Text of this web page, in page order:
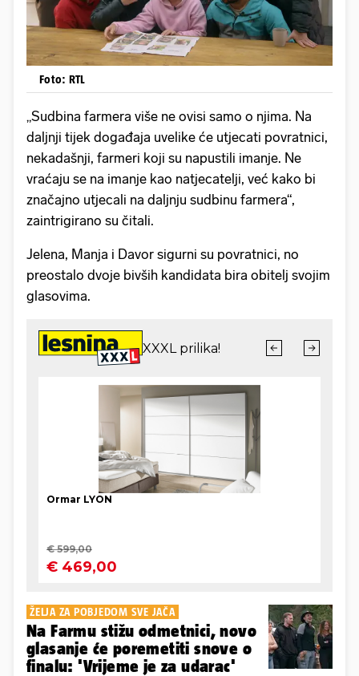
Foto: RTL
„Sudbina farmera više ne ovisi samo o njima. Na
daljnji tijek događaja uvelike će utjecati povratnici,
nekadašnji, farmeri koji su napustili imanje. Ne
vraćaju se na imanje kao natjecatelji, već kako bi
značajno utjecali na daljnju sudbinu farmera“,
zaintrigirano su čitali.
Jelena, Manja i Davor sigurni su povratnici, no
preostalo dvoje bivših kandidata bira obitelj svojim
glasovima.
ŽELJA ZA POBJEDOM SVE JAČA
Na Farmu stižu odmetnici, novo
glasanje će poremetiti snove o
finalu: 'Vrijeme je za udarac'